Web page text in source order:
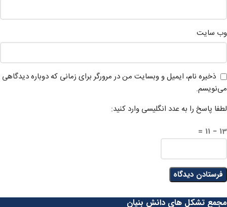
وب‌ سایت
ذخیره نام، ایمیل و وبسایت من در مرورگر برای زمانی که دوباره دیدگاهی
می‌نویسم.
لطفا پاسخ را به عدد انگلیسی وارد کنید:
13 − 11 =
مجمع تشکل های دانش بنیان